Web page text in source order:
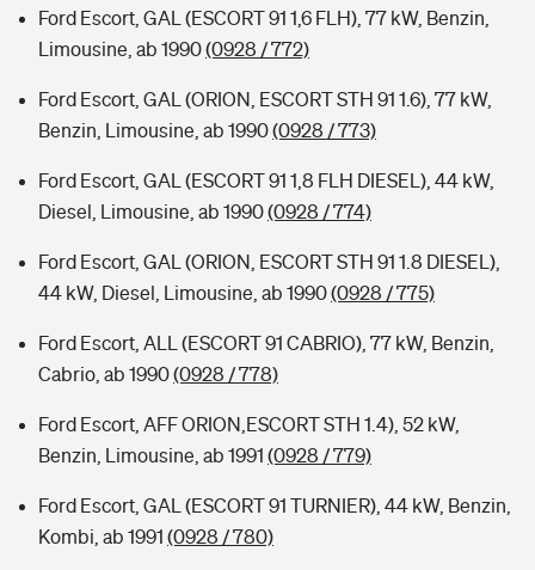
Ford Escort, GAL (ESCORT 91 1,6 FLH), 77 kW, Benzin,
Limousine, ab 1990(0928 / 772)
Ford Escort, GAL (ORION, ESCORT STH 91 1.6), 77 kW,
Benzin, Limousine, ab 1990(0928 / 773)
Ford Escort, GAL (ESCORT 91 1,8 FLH DIESEL), 44 kW,
Diesel, Limousine, ab 1990(0928 / 774)
Ford Escort, GAL (ORION, ESCORT STH 91 1.8 DIESEL),
44 kW, Diesel, Limousine, ab 1990(0928 / 775)
Ford Escort, ALL (ESCORT 91 CABRIO), 77 kW, Benzin,
Cabrio, ab 1990(0928 / 778)
Ford Escort, AFF ORION,ESCORT STH 1.4), 52 kW,
Benzin, Limousine, ab 1991 (0928 / 779)
Ford Escort, GAL (ESCORT 91 TURNIER), 44 kW, Benzin,
Kombi, ab 1991 (0928 / 780)